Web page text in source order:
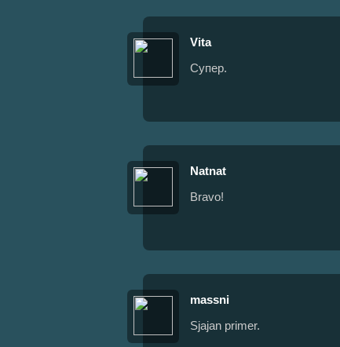
Vita
Супер.
Natnat
Bravo!
massni
Sjajan primer.